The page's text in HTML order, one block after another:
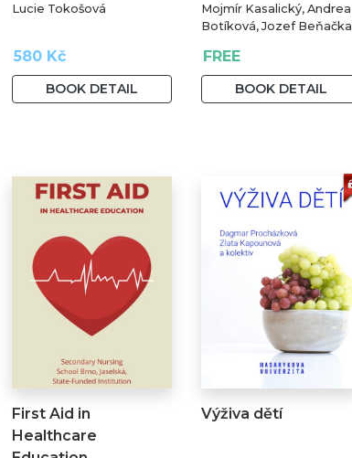
Lucie Tokošová
580 Kč
BOOK DETAIL
Mojmír Kasalický, Andrea
Botíková, Jozef Beňačka
FREE
BOOK DETAIL
First Aid in
Healthcare
Výživa dětí